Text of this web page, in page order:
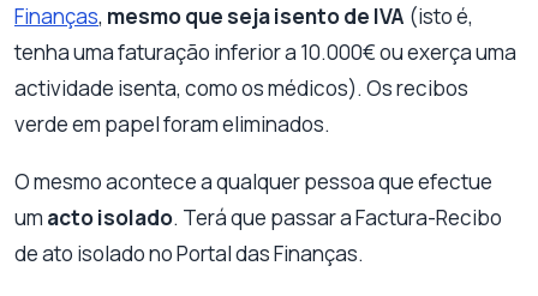
Finanças, mesmo que seja isento de IVA (isto é,
tenha uma faturação inferior a 10.000€ ou exerça uma
actividade isenta, como os médicos). Os recibos
verde em papel foram eliminados.
O mesmo acontece a qualquer pessoa que efectue
um acto isolado. Terá que passar a Factura-Recibo
de ato isolado no Portal das Finanças.